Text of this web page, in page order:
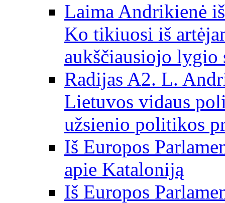
Laima Andrikienė
Ko tikiuosi iš
aukščiausiojo lygio
Radijas A2. L.
Lietuvos vidaus
užsienio politikos
Iš Europos
apie Kataloniją
Iš Europos